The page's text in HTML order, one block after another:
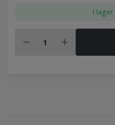
I lager